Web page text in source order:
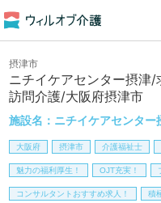
ニチイケアセンター摂津
訪問介護/大阪府摂津市
施設名： ニチイケアセンター
摂津市
大阪府 摂津市 介護福祉士
魅力の福利厚生！ OJT充実！
コンサルタントおすすめ求人！ 積